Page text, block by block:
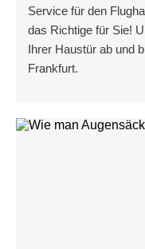
Service für den
das Richtige für Sie!
Ihrer Haustür ab und
Frankfurt.